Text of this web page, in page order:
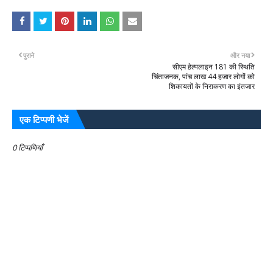
और नया
सीएम हेल्पलाइन 181 की स्थिति
चिंताजनक, पांच लाख 44 हजार लोगों को
शिकायतों के निराकरण का इंतजार
पुराने
एक टिप्पणी भेजें
0 टिप्पणियाँ